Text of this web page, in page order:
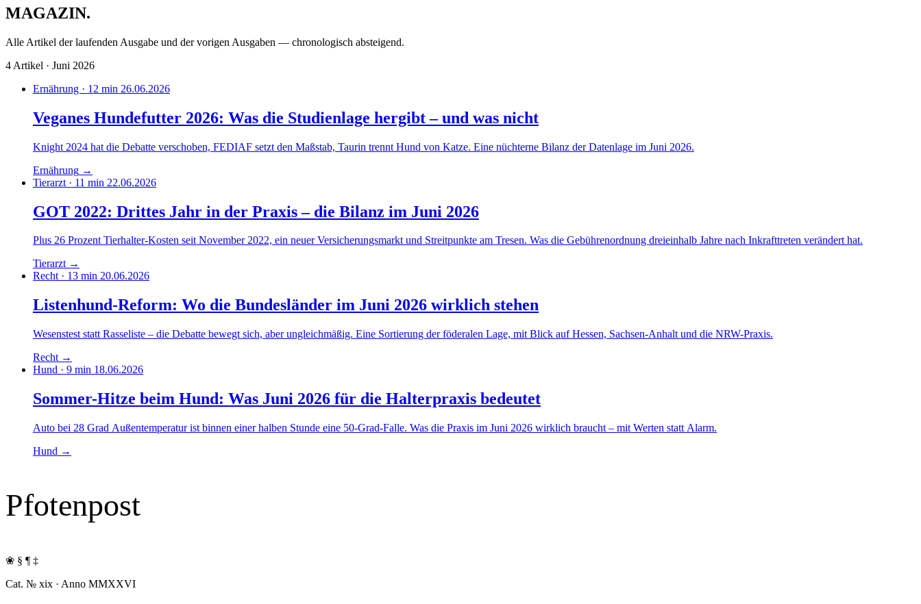
MAGAZIN.
Alle Artikel der laufenden Ausgabe und der vorigen Ausgaben — chronologisch absteigend.
4 Artikel · Juni 2026
Ernährung · 12 min 26.06.2026
Veganes Hundefutter 2026: Was die Studienlage hergibt – und was nicht
Knight 2024 hat die Debatte verschoben, FEDIAF setzt den Maßstab, Taurin trennt Hund von Katze. Eine nüchterne Bilanz der Datenlage im Juni 2026.
Ernährung →
Tierarzt · 11 min 22.06.2026
GOT 2022: Drittes Jahr in der Praxis – die Bilanz im Juni 2026
Plus 26 Prozent Tierhalter-Kosten seit November 2022, ein neuer Versicherungsmarkt und Streitpunkte am Tresen. Was die Gebührenordnung dreieinhalb Jahre nach Inkrafttreten verändert hat.
Tierarzt →
Recht · 13 min 20.06.2026
Listenhund-Reform: Wo die Bundesländer im Juni 2026 wirklich stehen
Wesenstest statt Rasseliste – die Debatte bewegt sich, aber ungleichmäßig. Eine Sortierung der föderalen Lage, mit Blick auf Hessen, Sachsen-Anhalt und die NRW-Praxis.
Recht →
Hund · 9 min 18.06.2026
Sommer-Hitze beim Hund: Was Juni 2026 für die Halterpraxis bedeutet
Auto bei 28 Grad Außentemperatur ist binnen einer halben Stunde eine 50-Grad-Falle. Was die Praxis im Juni 2026 wirklich braucht – mit Werten statt Alarm.
Hund →
Pfotenpost
❀ § ¶ ‡
Cat. № xix · Anno MMXXVI